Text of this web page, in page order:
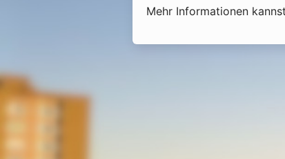
Mehr Informationen